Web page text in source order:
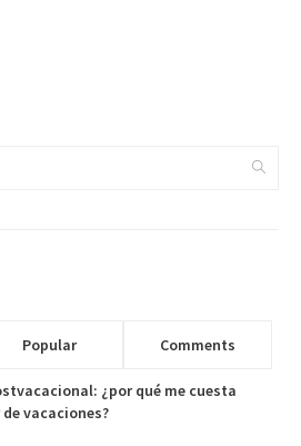
Popular Comments
¿por qué me cuesta
vacaciones?